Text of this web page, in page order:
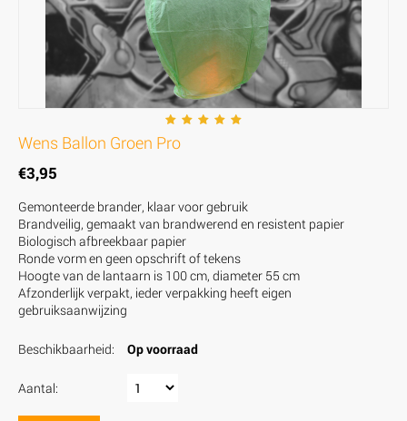
Wens Ballon Groen Pro
€3,95
Gemonteerde brander, klaar voor gebruik
Brandveilig, gemaakt van brandwerend en resistent papier
Biologisch afbreekbaar papier
Ronde vorm en geen opschrift of tekens
Hoogte van de lantaarn is 100 cm, diameter 55 cm
Afzonderlijk verpakt, ieder verpakking heeft eigen
gebruiksaanwijzing
Beschikbaarheid: Op voorraad
Aantal: